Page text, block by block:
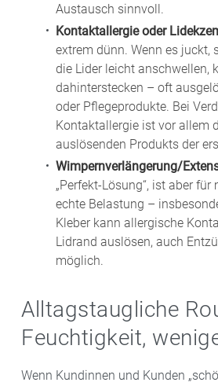
Austausch sinnvoll.
Kontaktallergie oder
extrem dünn. Wenn es juckt,
die Lider leicht anschwellen,
dahinterstecken – oft
oder Pflegeprodukte. Bei
Kontaktallergie ist vor allem
auslösenden Produkts der
Wimpernverlängerung/
„Perfekt-Lösung“, ist aber
echte Belastung –
Kleber kann allergische
Lidrand auslösen, auch
möglich.
Alltagstaugliche
Feuchtigkeit,
Wenn Kundinnen und Kunden